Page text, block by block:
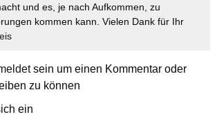
und es, je nach Aufkommen, zu
kommen kann. Vielen Dank für Ihr
sein um einen Kommentar oder
zu können
ein